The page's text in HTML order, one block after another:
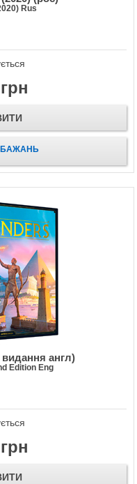
Rus
БАЖАНЬ
видання англ)
Edition Eng